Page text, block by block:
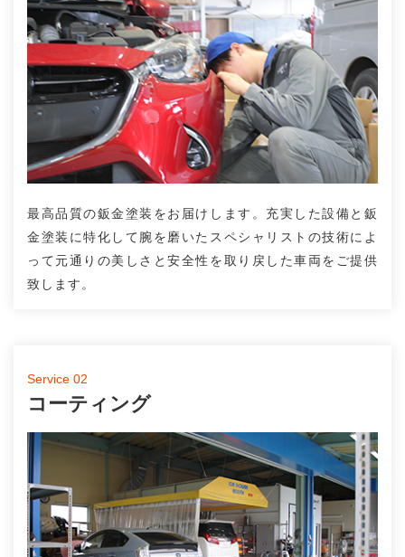
最高品質の鈑金塗装をお届けします。充実した設備と鈑
金塗装に特化して腕を磨いたスペシャリストの技術によ
って元通りの美しさと安全性を取り戻した車両をご提供
致します。
Service 02
コーティング